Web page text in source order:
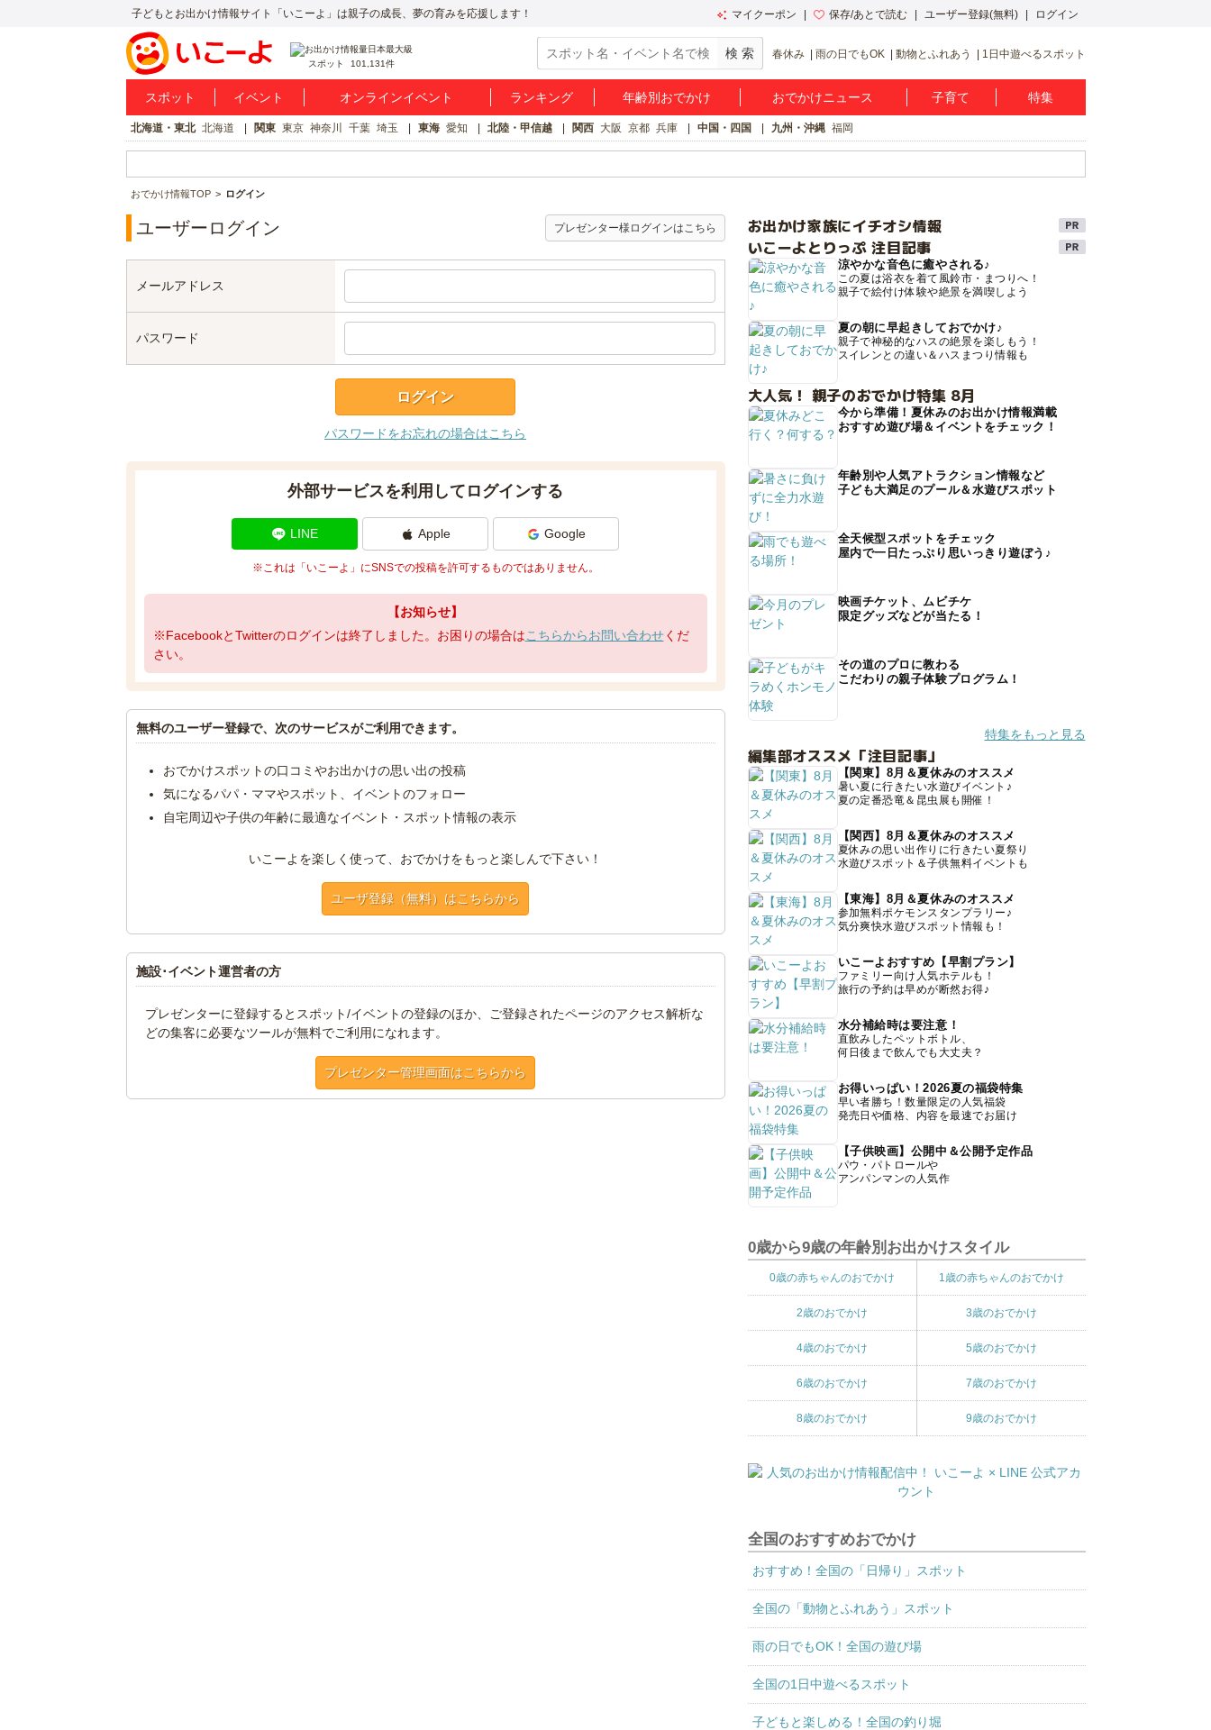
子どもとお出かけ情報サイト「いこーよ」は親子の成長、夢の育みを応援します！ マイクーポン 保存/あとで読む ユーザー登録(無料) ログイン
スポット 101,131件
春休み 雨の日でもOK 動物とふれあう 1日中遊べるスポット
スポット イベント オンラインイベント ランキング 年齢別おでかけ おでかけニュース 子育て 特集
北海道・東北 北海道 関東 東京 神奈川 千葉 埼玉 東海 愛知 北陸・甲信越 関西 大阪 京都 兵庫 中国・四国 九州・沖縄 福岡
おでかけ情報TOP ログイン
ユーザーログイン プレゼンター様ログインはこちら
メールアドレス
パスワード
パスワードをお忘れの場合はこちら
外部サービスを利用してログインする
LINE Apple Google
※これは「いこーよ」にSNSでの投稿を許可するものではありません。
【お知らせ】
※FacebookとTwitterのログインは終了しました。お困りの場合はこちらからお問い合わせくだ
さい。
無料のユーザー登録で、次のサービスがご利用できます。
おでかけスポットの口コミやお出かけの思い出の投稿
気になるパパ・ママやスポット、イベントのフォロー
自宅周辺や子供の年齢に最適なイベント・スポット情報の表示
いこーよを楽しく使って、おでかけをもっと楽しんで下さい！
ユーザ登録（無料）はこちらから
施設･イベント運営者の方
プレゼンターに登録するとスポット/イベントの登録のほか、ご登録されたページのアクセス解析な
どの集客に必要なツールが無料でご利用になれます。
プレゼンター管理画面はこちらから
お出かけ家族にイチオシ情報
いこーよとりっぷ 注目記事
涼やかな音色に癒やされる♪
この夏は浴衣を着て風鈴市・まつりへ！
親子で絵付け体験や絶景を満喫しよう
夏の朝に早起きしておでかけ♪
親子で神秘的なハスの絶景を楽しもう！
スイレンとの違い＆ハスまつり情報も
大人気！ 親子のおでかけ特集 8月
今から準備！夏休みのお出かけ情報満載
おすすめ遊び場＆イベントをチェック！
年齢別や人気アトラクション情報など
子ども大満足のプール＆水遊びスポット
全天候型スポットをチェック
屋内で一日たっぷり思いっきり遊ぼう♪
映画チケット、ムビチケ
限定グッズなどが当たる！
その道のプロに教わる
こだわりの親子体験プログラム！
特集をもっと見る
編集部オススメ「注目記事」
【関東】8月＆夏休みのオススメ
暑い夏に行きたい水遊びイベント♪
夏の定番恐竜＆昆虫展も開催！
【関西】8月＆夏休みのオススメ
夏休みの思い出作りに行きたい夏祭り
水遊びスポット＆子供無料イベントも
【東海】8月＆夏休みのオススメ
参加無料ポケモンスタンプラリー♪
気分爽快水遊びスポット情報も！
いこーよおすすめ【早割プラン】
ファミリー向け人気ホテルも！
旅行の予約は早めが断然お得♪
水分補給時は要注意！
直飲みしたペットボトル、
何日後まで飲んでも大丈夫？
お得いっぱい！2026夏の福袋特集
早い者勝ち！数量限定の人気福袋
発売日や価格、内容を最速でお届け
【子供映画】公開中＆公開予定作品
パウ・パトロールや
アンパンマンの人気作
0歳から9歳の年齢別お出かけスタイル
0歳の赤ちゃんのおでかけ 1歳の赤ちゃんのおでかけ
2歳のおでかけ 3歳のおでかけ
4歳のおでかけ 5歳のおでかけ
6歳のおでかけ 7歳のおでかけ
8歳のおでかけ 9歳のおでかけ
全国のおすすめおでかけ
おすすめ！全国の「日帰り」スポット
全国の「動物とふれあう」スポット
雨の日でもOK！全国の遊び場
全国の1日中遊べるスポット
子どもと楽しめる！全国の釣り堀